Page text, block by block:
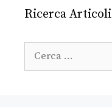
Ricerca Articoli